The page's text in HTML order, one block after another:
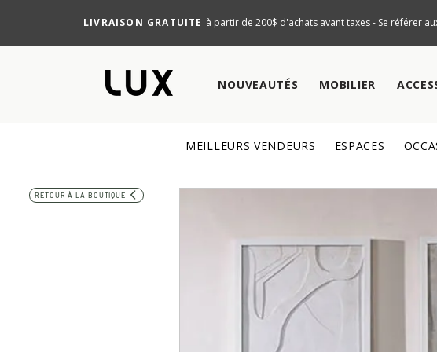
LIVRAISON GRATUITE à partir de 200$ d'achats avant taxes - Se référer
NOUVEAUTÉS MOBILIER
MEILLEURS VENDEURS ESPACES
RETOUR À LA BOUTIQUE